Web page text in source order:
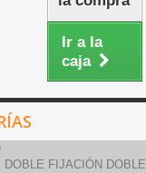
Ir a la
caja
DOBLE FIJACIÓN DOBLE